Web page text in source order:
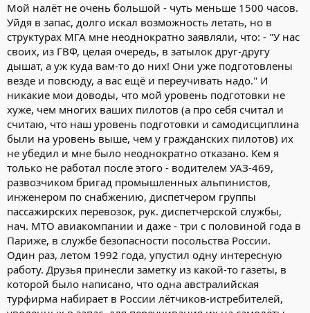
Мой налёт не очень большой - чуть меньше 1500 часов.
Уйдя в запас, долго искал возможность летать, но в
структурах МГА мне неоднократно заявляли, что: - "У нас
своих, из ГВФ, целая очередь, в затылок друг-другу
дышат, а уж куда вам-то до них! Они уже подготовлены
везде и повсюду, а вас ещё и переучивать надо." И
никакие мои доводы, что мой уровень подготовки не
хуже, чем многих ваших пилотов (а про себя считал и
считаю, что наш уровень подготовки и самодисциплина
были на уровень выше, чем у гражданских пилотов) их
не убедил и мне было неоднократно отказано. Кем я
только не работал после этого - водителем УАЗ-469,
развозчиком бригад промышленных альпинистов,
инженером по снабжению, диспетчером группы
пассажирских перевозок, рук. диспетчерской службы,
нач. МТО авиакомпании и даже - три с половиной года в
Париже, в службе безопасности посольства России.
Один раз, летом 1992 года, упустил одну интересную
работу. Друзья принесли заметку из какой-то газеты, в
которой было написано, что одна австралийская
турфирма набирает в России лётчиков-истребителей,